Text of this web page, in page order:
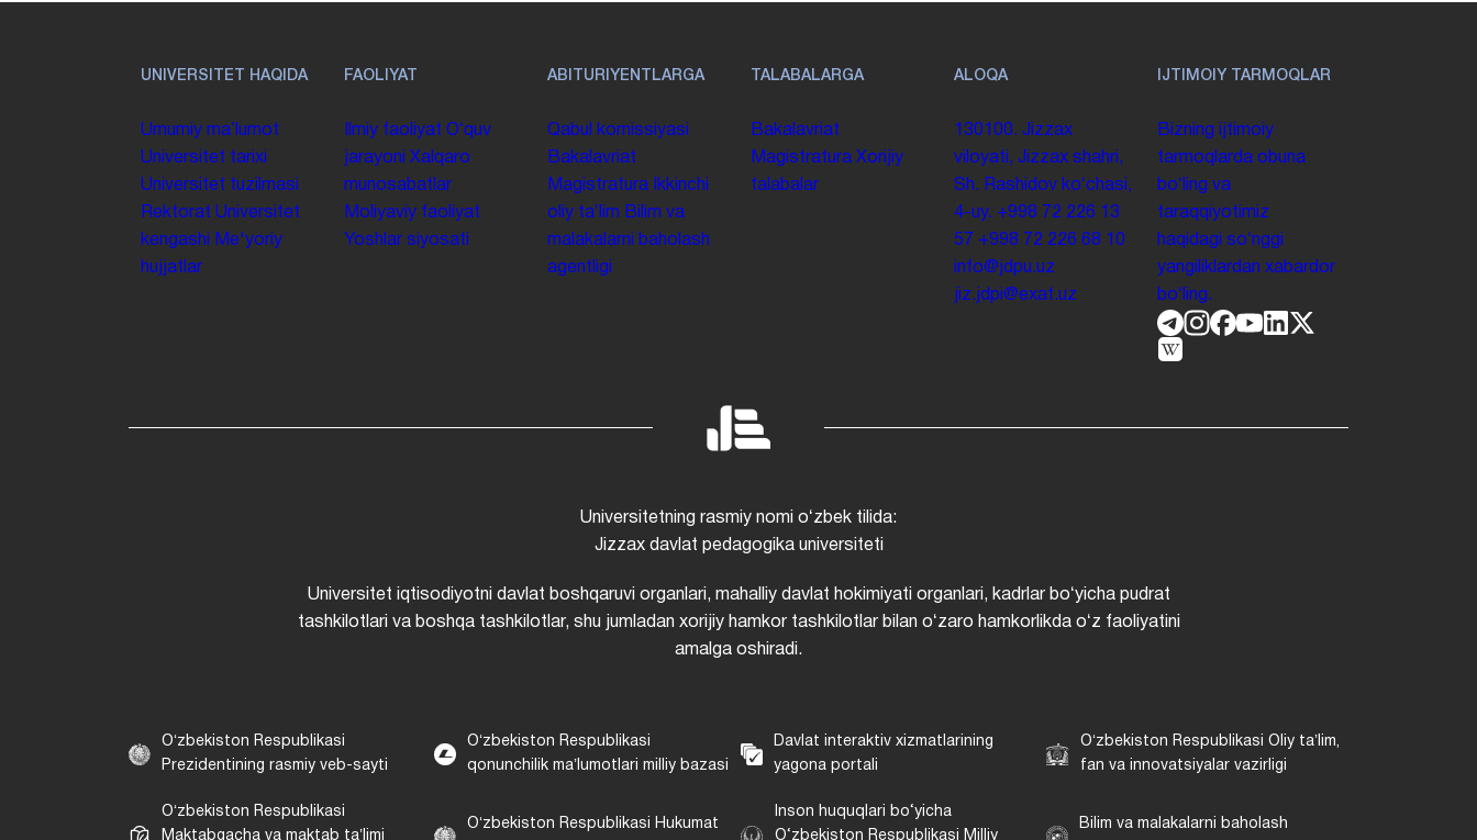
UNIVERSITET HAQIDA
Umumiy maʼlumot
Universitet tarixi
Universitet tuzilmasi
Rektorat Universitet
kengashi
Me'yoriy
hujjatlar
FAOLIYAT
Ilmiy faoliyat Oʻquv
jarayoni Xalqaro
munosabatlar
Moliyaviy faoliyat
Yoshlar siyosati
ABITURIYENTLARGA
Qabul komissiyasi
Bakalavriat
Magistratura
Ikkinchi
oliy taʼlim Bilim va
malakalarni baholash
agentligi
TALABALARGA
Bakalavriat
Magistratura Xorijiy
talabalar
ALOQA
130100. Jizzax
viloyati, Jizzax shahri,
Sh. Rashidov koʻchasi,
4-uy. +998 72 226 13
57 +998 72 226 68 10
info@jdpu.uz
jiz.jdpi@exat.uz
IJTIMOIY TARMOQLAR
Bizning ijtimoiy
tarmoqlarda obuna
boʻling va
taraqqiyotimiz
haqidagi soʻnggi
yangiliklardan xabardor
boʻling.
Universitetning rasmiy nomi oʻzbek tilida:
Jizzax davlat pedagogika universiteti
Universitet iqtisodiyotni davlat boshqaruvi organlari, mahalliy davlat hokimiyati organlari, kadrlar boʻyicha pudrat
tashkilotlari va boshqa tashkilotlar, shu jumladan xorijiy hamkor tashkilotlar bilan oʻzaro hamkorlikda oʻz faoliyatini
amalga oshiradi.
Oʻzbekiston Respublikasi
Prezidentining rasmiy veb-sayti
Oʻzbekiston Respublikasi
qonunchilik maʼlumotlari milliy bazasi
Davlat interaktiv xizmatlarining
yagona portali
Oʻzbekiston Respublikasi Oliy taʼlim,
fan va innovatsiyalar vazirligi
Oʻzbekiston Respublikasi
Maktabgacha va maktab taʼlimi
Oʻzbekiston Respublikasi Hukumat
Inson huquqlari bo‘yicha
O‘zbekiston Respublikasi Milliy
Bilim va malakalarni baholash